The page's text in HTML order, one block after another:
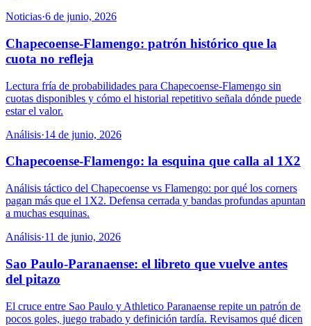
Noticias·6 de junio, 2026
Chapecoense-Flamengo: patrón histórico que la
cuota no refleja
Lectura fría de probabilidades para Chapecoense-Flamengo sin
cuotas disponibles y cómo el historial repetitivo señala dónde puede
estar el valor.
Análisis·14 de junio, 2026
Chapecoense-Flamengo: la esquina que calla al 1X2
Análisis táctico del Chapecoense vs Flamengo: por qué los corners
pagan más que el 1X2. Defensa cerrada y bandas profundas apuntan
a muchas esquinas.
Análisis·11 de junio, 2026
Sao Paulo-Paranaense: el libreto que vuelve antes
del pitazo
El cruce entre Sao Paulo y Athletico Paranaense repite un patrón de
pocos goles, juego trabado y definición tardía. Revisamos qué dicen